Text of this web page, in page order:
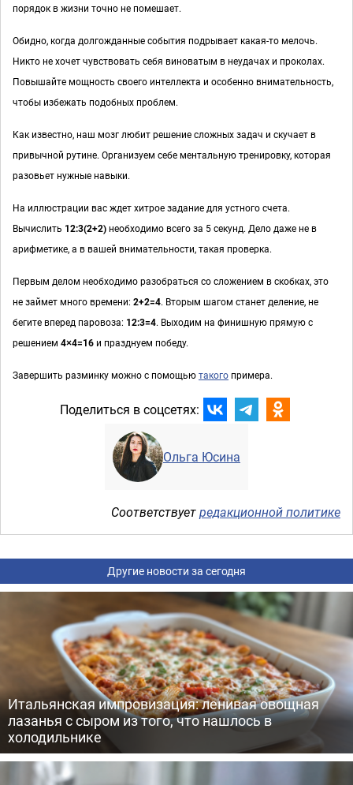
порядок в жизни точно не помешает.
Обидно, когда долгожданные события подрывает какая-то мелочь.
Никто не хочет чувствовать себя виноватым в неудачах и проколах.
Повышайте мощность своего интеллекта и особенно внимательность,
чтобы избежать подобных проблем.
Как известно, наш мозг любит решение сложных задач и скучает в
привычной рутине. Организуем себе ментальную тренировку, которая
разовьет нужные навыки.
На иллюстрации вас ждет хитрое задание для устного счета.
Вычислить 12:3(2+2) необходимо всего за 5 секунд. Дело даже не в
арифметике, а в вашей внимательности, такая проверка.
Первым делом необходимо разобраться со сложением в скобках, это
не займет много времени: 2+2=4. Вторым шагом станет деление, не
бегите вперед паровоза: 12:3=4. Выходим на финишную прямую с
решением 4×4=16 и празднуем победу.
Завершить разминку можно с помощьютакого примера.
Поделиться в соцсетях:
Ольга Юсина
Соответствуетредакционной политике
Другие новости за сегодня
Итальянская импровизация: ленивая овощная
лазанья с сыром из того, что нашлось в
холодильнике